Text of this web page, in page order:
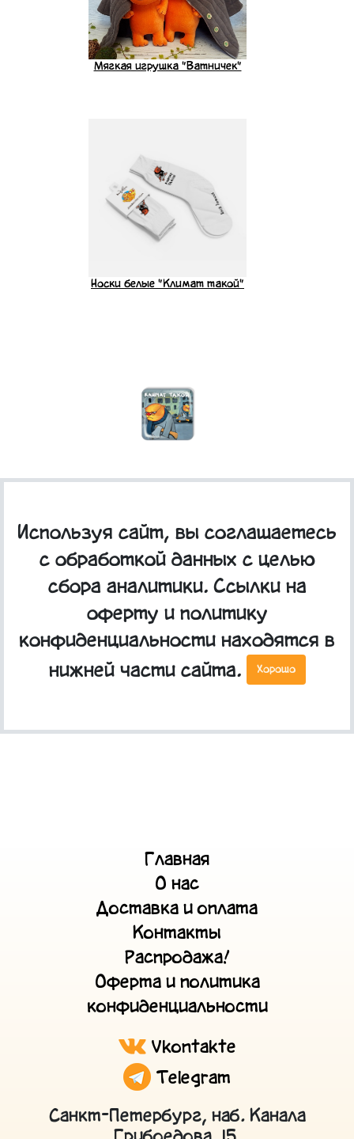
Мягкая игрушка "Ватничек"
Носки белые "Климат такой"
Главная
О нас
Доставка и оплата
Контакты
Распродажа!
Оферта и политика
конфиденциальности
Vkontakte
Telegram
Санкт-Петербург, наб. Канала
Используя сайт, вы соглашаетесь
с обработкой данных с целью
сбора аналитики. Ссылки на
оферту и политику
конфиденциальности находятся в
нижней части сайта.
Хорошо